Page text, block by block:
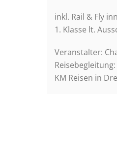
inkl. Rail & Fly
1. Klasse lt.
Veranstalter:
KM Reisen in